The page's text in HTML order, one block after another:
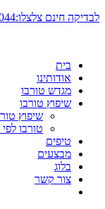
דלג
לבדיקה חינם צלצלו:073-2726044
בית
אודותינו
מגדש טורבו
שיפוץ טורבו
שיפוץ
טורבו לפי
טיפים
מבצעים
בלוג
צור קשר